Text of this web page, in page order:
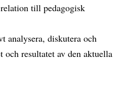
till pedagogisk
analysera, diskutera och
och resultatet av den aktuella